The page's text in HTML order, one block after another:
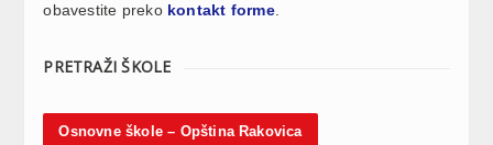
obavestite preko kontakt forme.
PRETRAŽI ŠKOLE
Osnovne škole – Opština Rakovica